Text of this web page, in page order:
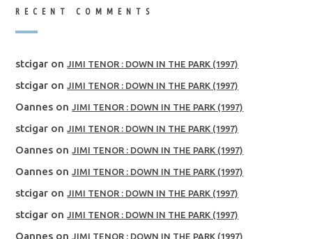
RECENT COMMENTS
stcigar onJIMI TENOR : DOWN IN THE PARK (1997)
stcigar onJIMI TENOR : DOWN IN THE PARK (1997)
Oannes onJIMI TENOR : DOWN IN THE PARK (1997)
stcigar onJIMI TENOR : DOWN IN THE PARK (1997)
Oannes onJIMI TENOR : DOWN IN THE PARK (1997)
Oannes onJIMI TENOR : DOWN IN THE PARK (1997)
stcigar onJIMI TENOR : DOWN IN THE PARK (1997)
stcigar onJIMI TENOR : DOWN IN THE PARK (1997)
Oannes onJIMI TENOR : DOWN IN THE PARK (1997)